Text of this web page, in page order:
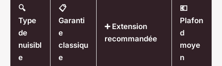
🔍
Type
de
nuisibl
e
📋
Garanti
e
classiqu
e
➕ Extension
recommandée
💶
Plafon
d
moye
n